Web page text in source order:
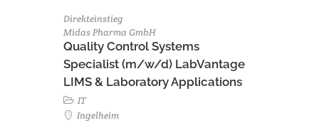
Direkteinstieg
Midas Pharma GmbH
Quality Control Systems
Specialist (m/w/d) LabVantage
LIMS & Laboratory Applications
IT
Ingelheim